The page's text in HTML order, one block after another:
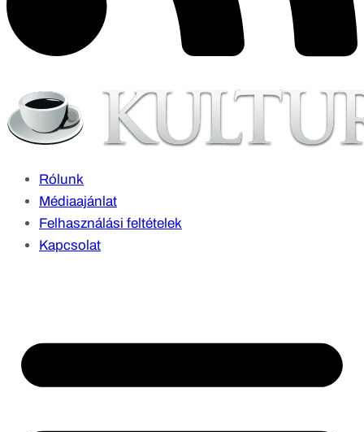
Rólunk
Médiaajánlat
Felhasználási feltételek
Kapcsolat